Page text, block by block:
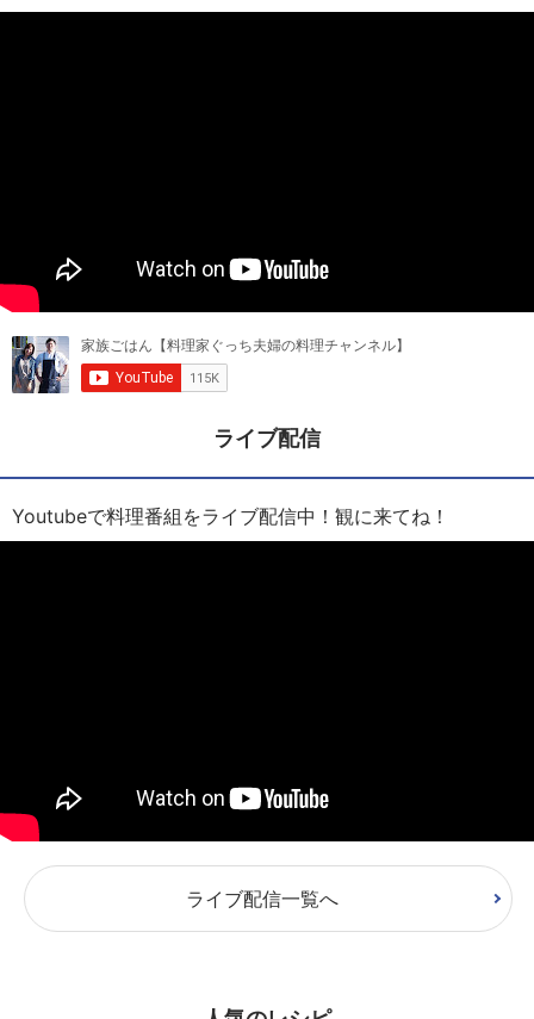
ライブ配信
Youtubeで料理番組をライブ配信中！観に来てね！
ライブ配信一覧へ